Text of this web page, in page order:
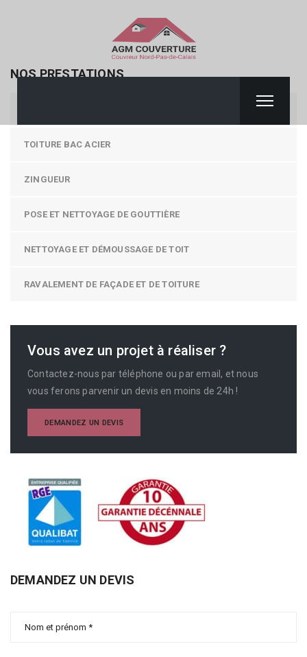
NOS PRESTATIONS
TOITURE BAC ACIER
ZINGUEUR
POSE ET NETTOYAGE DE GOUTTIÈRE
NETTOYAGE ET DÉMOUSSAGE DE TOIT
RAVALEMENT DE FAÇADE ET DE TOITURE
Vous avez un projet à réaliser ?
Contactez-nous par téléphone ou par email, et nous
vous ferons parvenir un devis en moins de 24h !
DEMANDEZ UN DEVIS
DEMANDEZ UN DEVIS